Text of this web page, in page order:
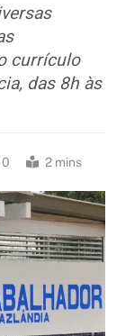
currículo
das 8h às
0 2 mins